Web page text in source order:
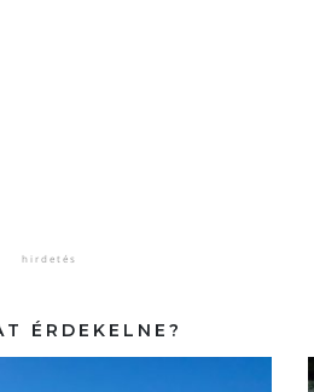
ÉRDEKELNE?